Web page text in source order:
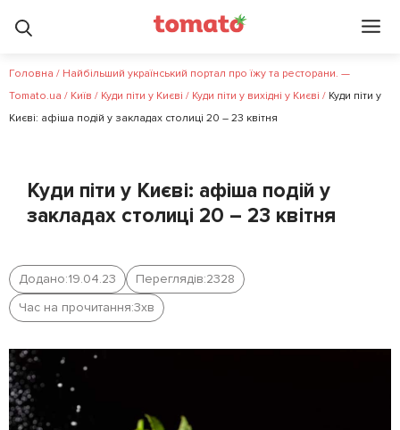
Головна / Найбільший український портал про їжу та ресторани. —
Tomato.ua / Київ / Куди піти у Києві / Куди піти у вихідні у Києві / Куди піти у
Києві: афіша подій у закладах столиці 20 – 23 квітня
Куди піти у Києві: афіша подій у
закладах столиці 20 – 23 квітня
Додано:19.04.23 Переглядів:2328
Час на прочитання:3хв